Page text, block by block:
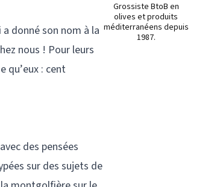
donné son nom à la
nous ! Pour leurs
qu’eux : cent
des pensées
sur des sujets de
Grossiste BtoB en
olives et produits
méditerranéens depuis
1987.